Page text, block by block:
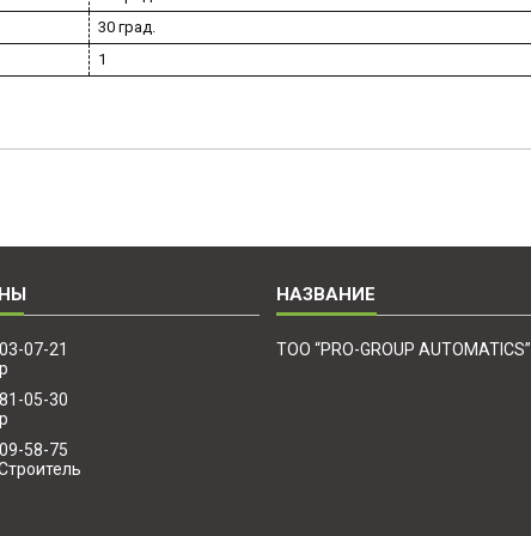
30 град.
1
07-21
05-30
58-75
ТОО “PRO-GROUP AUTOMATICS”